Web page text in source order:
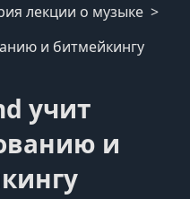
лекции о музыке
и битмейкингу
учит
и